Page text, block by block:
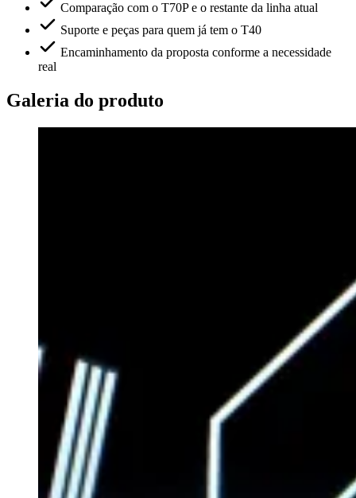
Comparação com o T70P e o restante da linha atual
Suporte e peças para quem já tem o T40
Encaminhamento da proposta conforme a necessidade
real
Galeria do produto